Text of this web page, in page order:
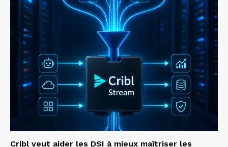
Cribl veut aider les DSI à mieux maîtriser les